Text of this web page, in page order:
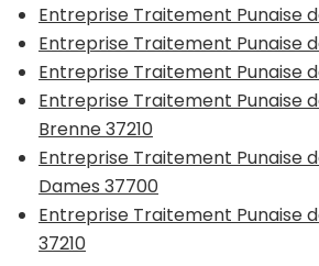
Entreprise Traitement Punaise
Entreprise Traitement Punaise
Entreprise Traitement Punaise
Entreprise Traitement Punaise
Brenne 37210
Entreprise Traitement Punaise
Dames 37700
Entreprise Traitement Punaise
37210